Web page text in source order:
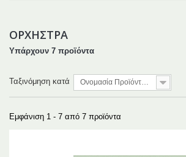
ΟΡΧΉΣΤΡΑ
Υπάρχουν 7 προϊόντα
Ταξινόμηση κατά
Εμφάνιση 1 - 7 από 7 προϊόντα